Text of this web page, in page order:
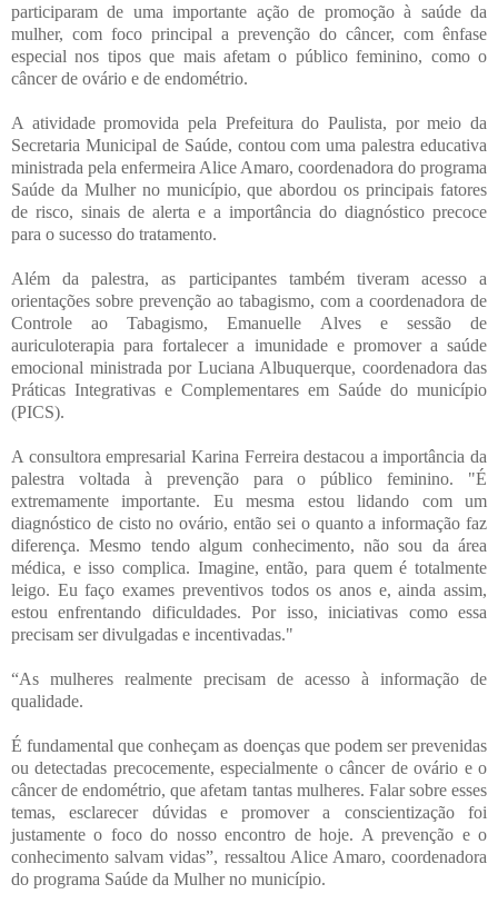
participaram de uma importante ação de promoção à saúde da
mulher, com foco principal a prevenção do câncer, com ênfase
especial nos tipos que mais afetam o público feminino, como o
câncer de ovário e de endométrio.
A atividade promovida pela Prefeitura do Paulista, por meio da
Secretaria Municipal de Saúde, contou com uma palestra educativa
ministrada pela enfermeira Alice Amaro, coordenadora do programa
Saúde da Mulher no município, que abordou os principais fatores
de risco, sinais de alerta e a importância do diagnóstico precoce
para o sucesso do tratamento.
Além da palestra, as participantes também tiveram acesso a
orientações sobre prevenção ao tabagismo, com a coordenadora de
Controle ao Tabagismo, Emanuelle Alves e sessão de
auriculoterapia para fortalecer a imunidade e promover a saúde
emocional ministrada por Luciana Albuquerque, coordenadora das
Práticas Integrativas e Complementares em Saúde do município
(PICS).
A consultora empresarial Karina Ferreira destacou a importância da
palestra voltada à prevenção para o público feminino. "É
extremamente importante. Eu mesma estou lidando com um
diagnóstico de cisto no ovário, então sei o quanto a informação faz
diferença. Mesmo tendo algum conhecimento, não sou da área
médica, e isso complica. Imagine, então, para quem é totalmente
leigo. Eu faço exames preventivos todos os anos e, ainda assim,
estou enfrentando dificuldades. Por isso, iniciativas como essa
precisam ser divulgadas e incentivadas."
“As mulheres realmente precisam de acesso à informação de
qualidade.
É fundamental que conheçam as doenças que podem ser prevenidas
ou detectadas precocemente, especialmente o câncer de ovário e o
câncer de endométrio, que afetam tantas mulheres. Falar sobre esses
temas, esclarecer dúvidas e promover a conscientização foi
justamente o foco do nosso encontro de hoje. A prevenção e o
conhecimento salvam vidas”, ressaltou Alice Amaro, coordenadora
do programa Saúde da Mulher no município.